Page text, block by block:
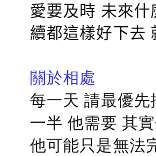
愛要及時 未來
續都這樣好下去
關於相處
每一天 請最優
一半 他需要 其
他可能只是無法